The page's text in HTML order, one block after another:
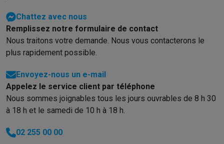
Chattez avec nous
Remplissez notre formulaire de contact
Nous traitons votre demande. Nous vous contacterons le
plus rapidement possible.
Envoyez-nous un e-mail
Appelez le service client par téléphone
Nous sommes joignables tous les jours ouvrables de 8 h 30
à 18 h et le samedi de 10 h à 18 h.
02 255 00 00